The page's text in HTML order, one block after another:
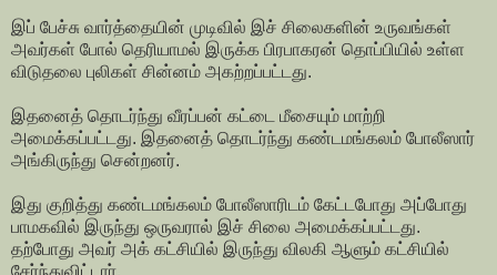
இப் பேச்சு வார்த்தையின் முடிவில் இச் சிலைகளின் உருவங்கள்
அவர்கள் போல் தெரியாமல் இருக்க பிரபாகரன் தொப்பியில் உள்ள
விடுதலை புலிகள் சின்னம் அகற்றப்பட்டது.
இதனைத் தொடர்ந்து வீரப்பன் கட்டை மீசையும் மாற்றி
அமைக்கப்பட்டது. இதனைத் தொடர்ந்து கண்டமங்கலம் போலீஸார்
அங்கிருந்து சென்றனர்.
இது குறித்து கண்டமங்கலம் போலீஸாரிடம் கேட்டபோது அப்போது
பாமகவில் இருந்து ஒருவரால் இச் சிலை அமைக்கப்பட்டது.
தற்போது அவர் அக் கட்சியில் இருந்து விலகி ஆளும் கட்சியில்